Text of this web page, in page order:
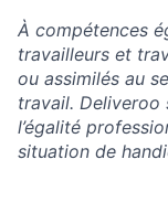
À compétences
travailleurs et
ou assimilés au
travail. Deliveroo
l’égalité
situation de